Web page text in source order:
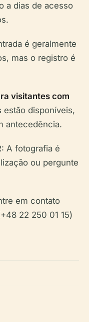
a dias de acesso
é geralmente
mas o registro é
visitantes com
estão disponíveis,
antecedência.
A fotografia é
ou pergunte
em contato
22 250 01 15)